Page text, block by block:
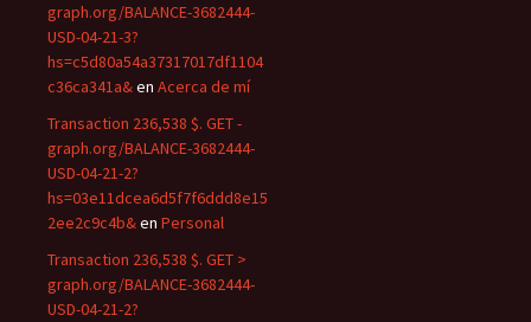
graph.org/BALANCE-3682444-
USD-04-21-3?
hs=c5d80a54a37317017df1104
c36ca341a&en Acerca de mí
Transaction 236,538 $. GET -
graph.org/BALANCE-3682444-
USD-04-21-2?
hs=03e11dcea6d5f7f6ddd8e15
2ee2c9c4b&en Personal
Transaction 236,538 $. GET >
graph.org/BALANCE-3682444-
USD-04-21-2?